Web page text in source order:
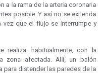
a la rama de la arteria coronaria
posible. Y así no se extienda
vez que el flujo se interrumpe y
realiza, habitualmente, con la
zona afectada. Allí, un balón
para distender las paredes de la